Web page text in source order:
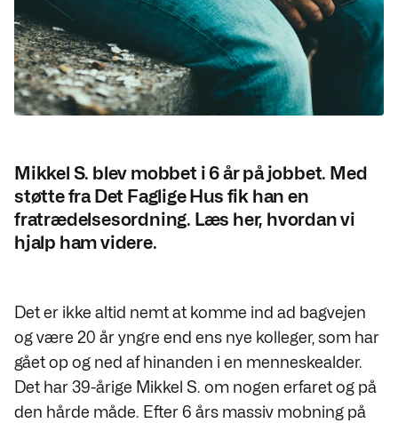
Mikkel S. blev mobbet i 6 år på jobbet. Med
støtte fra Det Faglige Hus fik han en
fratrædelsesordning. Læs her, hvordan vi
hjalp ham videre.
Det er ikke altid nemt at komme ind ad bagvejen
og være 20 år yngre end ens nye kolleger, som har
gået op og ned af hinanden i en menneskealder.
Det har 39-årige Mikkel S. om nogen erfaret og på
den hårde måde. Efter 6 års massiv mobning på